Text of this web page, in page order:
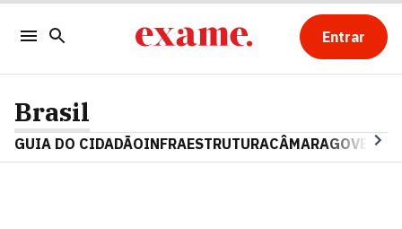
Entrar
Brasil
GUIA DO CIDADÃOINFRAESTRUTURACÂMARAGOVERNO